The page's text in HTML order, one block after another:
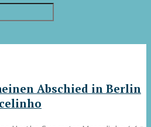
Abschied in Berlin